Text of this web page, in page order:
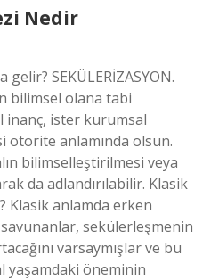
Nedir
SEKÜLERİZASYON.
bilimsel olana tabi
inanç, ister kurumsal
otorite anlamında olsun.
bilimselleştirilmesi veya
da adlandırılabilir. Klasik
Klasik anlamda erken
sekülerleşmenin
varsaymışlar ve bu
yaşamdaki öneminin